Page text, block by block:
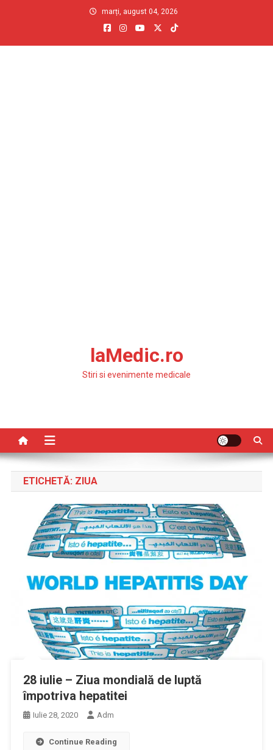
marți, august 04, 2026
laMedic.ro
Stiri si evenimente medicale
ETICHETĂ: ZIUA
28 iulie – Ziua mondială de luptă
împotriva hepatitei
Iulie 28, 2020 Adm
Continue Reading